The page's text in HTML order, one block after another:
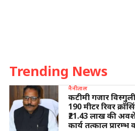
Trending News
नैनीताल
कटीमी गजार
190 मीटर रिवर
₹21.43 लाख की
कार्य तत्काल